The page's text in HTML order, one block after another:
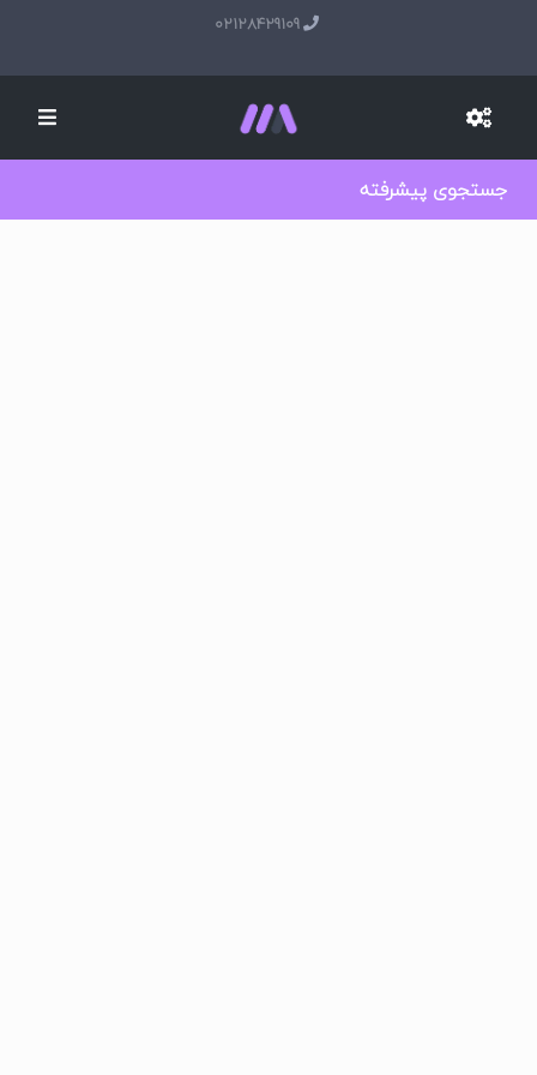
02128429109
جستجوی پیشرفته